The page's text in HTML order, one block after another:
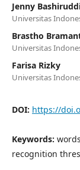
Jenny
Universitas
Brastho
Universitas
Farisa Rizky
Universitas
DOI: https://
Keywords:
recognition